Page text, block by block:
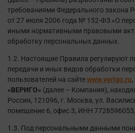
требованиями Федерального закона
от 27 июля 2006 года № 152-ФЗ «О
иными нормативными правовыми
обработку персональных данных.
1.2. Настоящие Правила регулируют
передачи и иных видов обработки
пользователей на сайтеwww.verigo.ru
«ВЕРИГО» (далее – Компания),
Россия, 121096, г. Москва, ул.
помещение 6, офис 3, ИНН
1.3. Под персональными данными